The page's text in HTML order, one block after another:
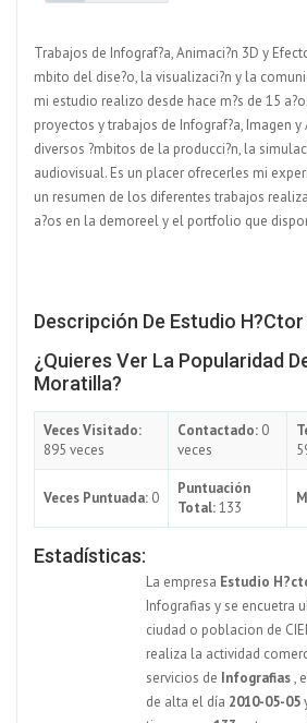
Trabajos de Infograf?a, Animaci?n 3D y
mbito del dise?o, la visualizaci?n y la
mi estudio realizo desde hace m?s de 15
proyectos y trabajos de Infograf?a, Imagen y
diversos ?mbitos de la producci?n, la
audiovisual. Es un placer ofrecerles mi
un resumen de los diferentes trabajos
a?os en la demoreel y el portfolio que
Descripción De Estudio
¿Quieres Ver La Popularidad
Moratilla?
Veces Visitado:
895 veces
Contactado: 0
veces
Veces Puntuada: 0
Puntuación
Total:133
Estadísticas:
La empresa Estudio
Infografias y se encuetra
ciudad o poblacion de
realiza la actividad
servicios de Infografias,
de alta el día 2010-05-05